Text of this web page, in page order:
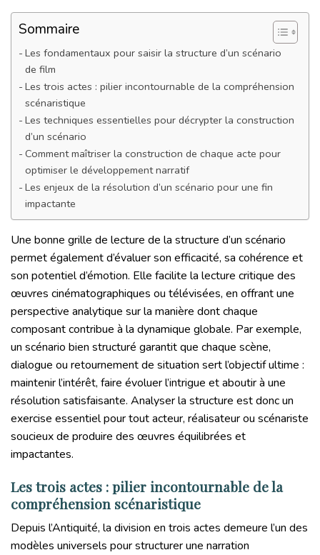
Sommaire
Les fondamentaux pour saisir la structure d’un scénario
de film
Les trois actes : pilier incontournable de la compréhension
scénaristique
Les techniques essentielles pour décrypter la construction
d’un scénario
Comment maîtriser la construction de chaque acte pour
optimiser le développement narratif
Les enjeux de la résolution d’un scénario pour une fin
impactante
Une bonne grille de lecture de la structure d’un scénario
permet également d’évaluer son efficacité, sa cohérence et
son potentiel d’émotion. Elle facilite la lecture critique des
œuvres cinématographiques ou télévisées, en offrant une
perspective analytique sur la manière dont chaque
composant contribue à la dynamique globale. Par exemple,
un scénario bien structuré garantit que chaque scène,
dialogue ou retournement de situation sert l’objectif ultime :
maintenir l’intérêt, faire évoluer l’intrigue et aboutir à une
résolution satisfaisante. Analyser la structure est donc un
exercise essentiel pour tout acteur, réalisateur ou scénariste
soucieux de produire des œuvres équilibrées et
impactantes.
Les trois actes : pilier incontournable de la
compréhension scénaristique
Depuis l’Antiquité, la division en trois actes demeure l’un des
modèles universels pour structurer une narration